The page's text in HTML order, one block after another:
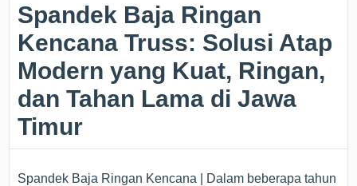
Spandek Baja Ringan
Kencana Truss: Solusi Atap
Modern yang Kuat, Ringan,
dan Tahan Lama di Jawa
Timur
Spandek Baja Ringan Kencana | Dalam beberapa tahun